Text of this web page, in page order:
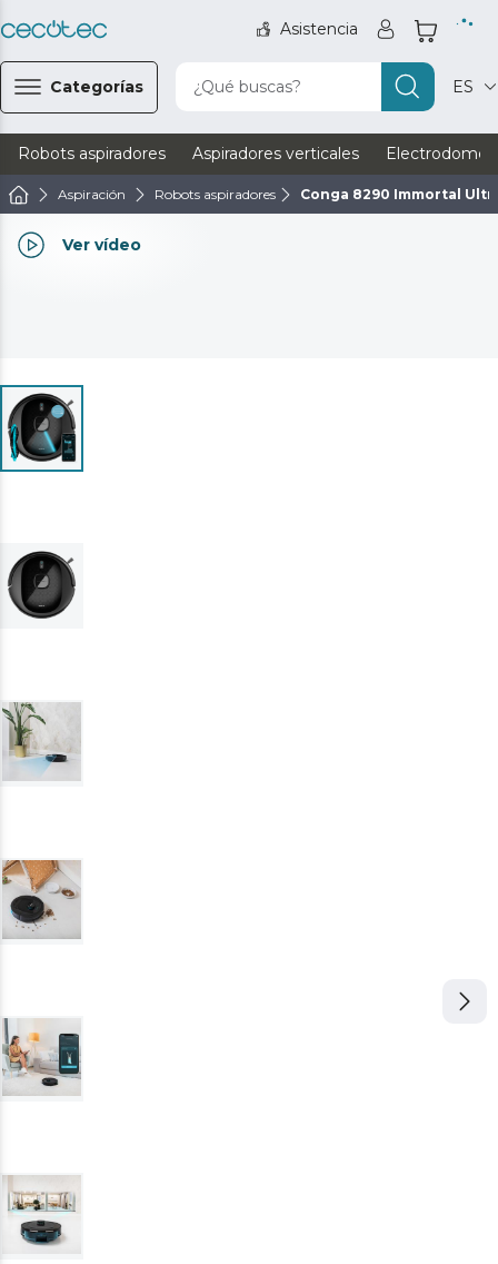
Asistencia
Categorías ¿Qué buscas? ES
Robots aspiradores Aspiradores verticales
Aspiración Robots aspiradores Conga 8290 Immortal
Ver vídeo